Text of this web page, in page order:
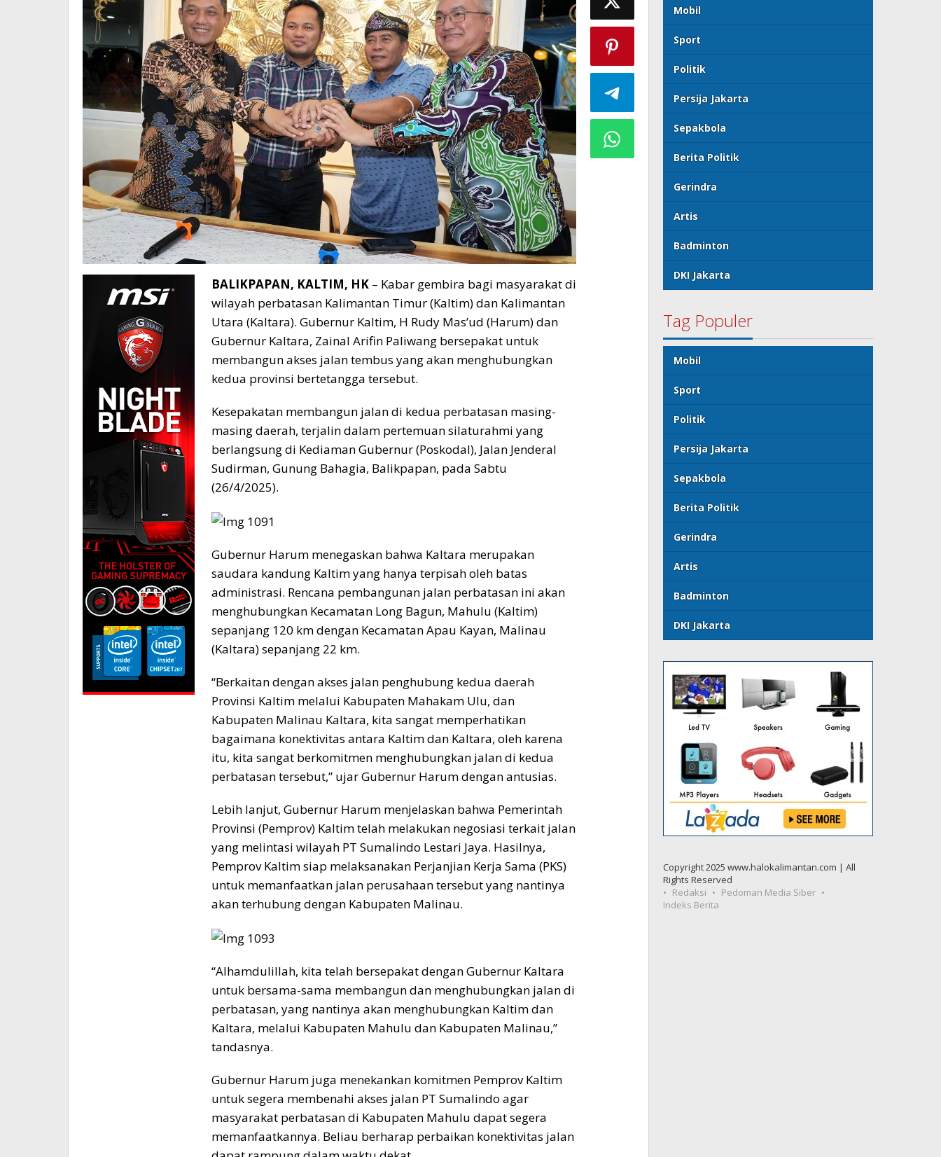
BALIKPAPAN, KALTIM, HK– Kabar gembira bagi masyarakat di
wilayah perbatasan Kalimantan Timur (Kaltim) dan Kalimantan
Utara (Kaltara). Gubernur Kaltim, H Rudy Mas’ud (Harum) dan
Gubernur Kaltara, Zainal Arifin Paliwang bersepakat untuk
membangun akses jalan tembus yang akan menghubungkan
kedua provinsi bertetangga tersebut.
Kesepakatan membangun jalan di kedua perbatasan masing-
masing daerah, terjalin dalam pertemuan silaturahmi yang
berlangsung di Kediaman Gubernur (Poskodal), Jalan Jenderal
Sudirman, Gunung Bahagia, Balikpapan, pada Sabtu
(26/4/2025).
Gubernur Harum menegaskan bahwa Kaltara merupakan
saudara kandung Kaltim yang hanya terpisah oleh batas
administrasi. Rencana pembangunan jalan perbatasan ini akan
menghubungkan Kecamatan Long Bagun, Mahulu (Kaltim)
sepanjang 120 km dengan Kecamatan Apau Kayan, Malinau
(Kaltara) sepanjang 22 km.
“Berkaitan dengan akses jalan penghubung kedua daerah
Provinsi Kaltim melalui Kabupaten Mahakam Ulu, dan
Kabupaten Malinau Kaltara, kita sangat memperhatikan
bagaimana konektivitas antara Kaltim dan Kaltara, oleh karena
itu, kita sangat berkomitmen menghubungkan jalan di kedua
perbatasan tersebut,” ujar Gubernur Harum dengan antusias.
Lebih lanjut, Gubernur Harum menjelaskan bahwa Pemerintah
Provinsi (Pemprov) Kaltim telah melakukan negosiasi terkait jalan
yang melintasi wilayah PT Sumalindo Lestari Jaya. Hasilnya,
Pemprov Kaltim siap melaksanakan Perjanjian Kerja Sama (PKS)
untuk memanfaatkan jalan perusahaan tersebut yang nantinya
akan terhubung dengan Kabupaten Malinau.
“Alhamdulillah, kita telah bersepakat dengan Gubernur Kaltara
untuk bersama-sama membangun dan menghubungkan jalan di
perbatasan, yang nantinya akan menghubungkan Kaltim dan
Kaltara, melalui Kabupaten Mahulu dan Kabupaten Malinau,”
tandasnya.
Gubernur Harum juga menekankan komitmen Pemprov Kaltim
untuk segera membenahi akses jalan PT Sumalindo agar
masyarakat perbatasan di Kabupaten Mahulu dapat segera
memanfaatkannya. Beliau berharap perbaikan konektivitas jalan
Mobil
Sport
Politik
Persija Jakarta
Sepakbola
Berita Politik
Gerindra
Artis
Badminton
DKI Jakarta
Tag Populer
Mobil
Sport
Politik
Persija Jakarta
Sepakbola
Berita Politik
Gerindra
Artis
Badminton
DKI Jakarta
Copyright 2025 www.halokalimantan.com | All
Rights Reserved
Redaksi
Pedoman Media Siber
Indeks Berita